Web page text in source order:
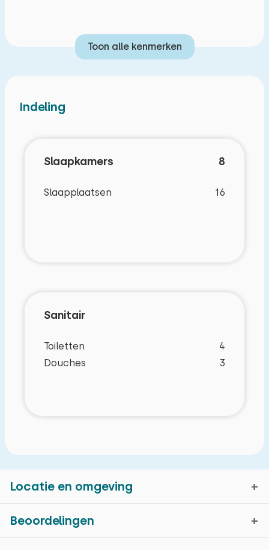
Basiskenmerken
Recreatiewoning
Op een vakantiepark
Toon alle kenmerken
Indeling
Slaapkamers 8
Slaapplaatsen 16
Sanitair
Toiletten
4
Douches
3
Locatie en omgeving
Beoordelingen